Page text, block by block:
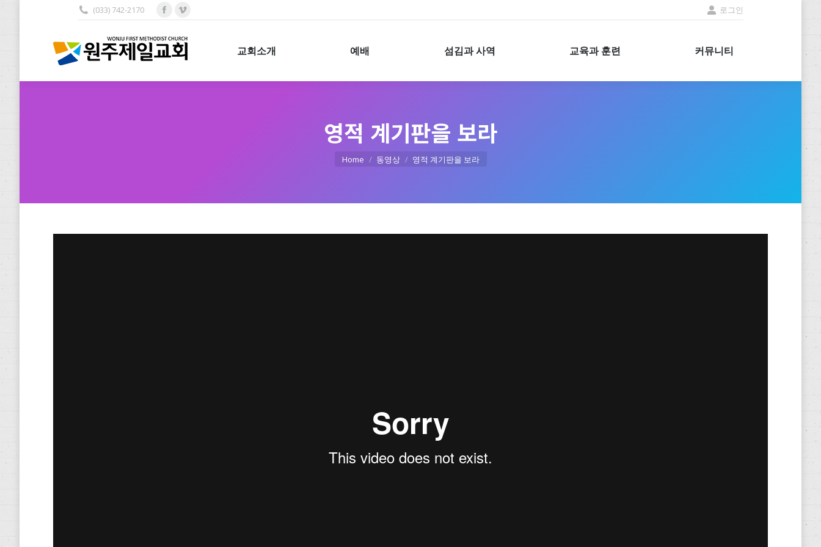
(033) 742-2170
Facebook
opens
new
Vimeo
opens
in
new
로그인
교회소개 예배 섬김과 사역 교육과 훈련 커뮤니티
영적 계기판을 보라
Home 동영상 영적 계기판을 보라
교회소개 예배 섬김과 사역 교육과 훈련 커뮤니티